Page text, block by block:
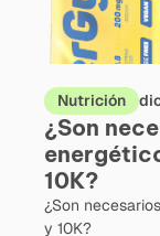
Nutrición
¿Son
10K?
¿Son
y 10K?